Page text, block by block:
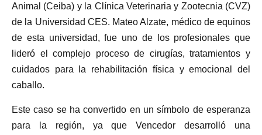
Animal (Ceiba) y la Clínica Veterinaria y Zootecnia (CVZ)
de la Universidad CES. Mateo Alzate, médico de equinos
de esta universidad, fue uno de los profesionales que
lideró el complejo proceso de cirugías, tratamientos y
cuidados para la rehabilitación física y emocional del
caballo.
Este caso se ha convertido en un símbolo de esperanza
para la región, ya que Vencedor desarrolló una